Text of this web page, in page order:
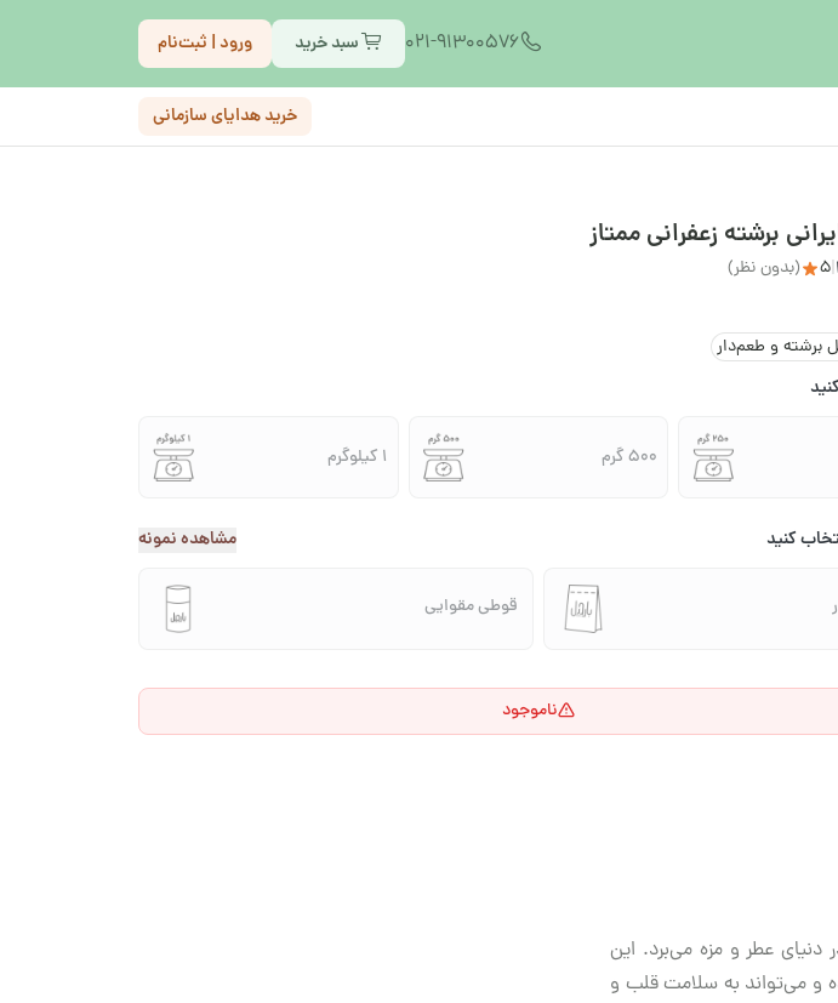
021-91300576 سبد خرید ورود | ثبت‌نام
خرید هدایای سازمانی
برشته زعفرانی ممتاز
|
5
(بدون نظر)
برشته و طعم‌دار
500 گرم 1 کیلوگرم
کنید مشاهده نمونه
قوطی مقوایی
ناموجود
دنیای عطر و مزه می‌برد. این
و می‌تواند به سلامت قلب و